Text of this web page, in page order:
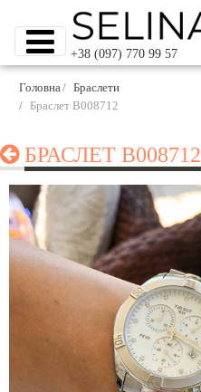
+38 (097) 770 99 57
Головна
Браслети
Браслет B008712
БРАСЛЕТ B008712